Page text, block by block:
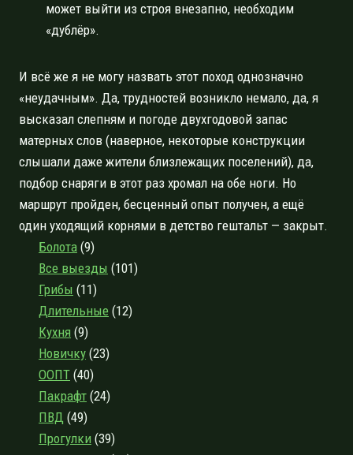
может выйти из строя внезапно, необходим
«дублёр».
И всё же я не могу назвать этот поход однозначно
«неудачным». Да, трудностей возникло немало, да, я
высказал слепням и погоде двухгодовой запас
матерных слов (наверное, некоторые конструкции
слышали даже жители близлежащих поселений), да,
подбор снаряги в этот раз хромал на обе ноги. Но
маршрут пройден, бесценный опыт получен, а ещё
один уходящий корнями в детство гештальт — закрыт.
Болота (9)
Все выезды (101)
Грибы (11)
Длительные (12)
Кухня (9)
Новичку (23)
ООПТ (40)
Пакрафт (24)
ПВД (49)
Прогулки (39)